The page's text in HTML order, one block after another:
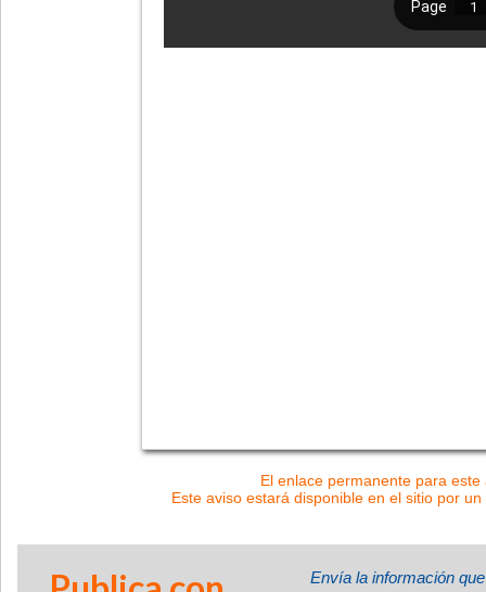
El enlace permanente para
Este aviso estará disponible en el sitio por
Envía la información